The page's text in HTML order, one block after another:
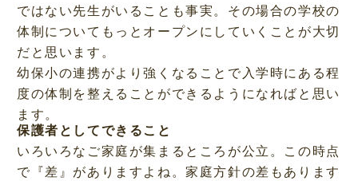
ではない先生がいることも事実。その場合の学校の
体制についてもっとオープンにしていくことが大切
だと思います。
幼保小の連携がより強くなることで入学時にある程
度の体制を整えることができるようになればと思い
ます。
保護者としてできること
いろいろなご家庭が集まるところが公立。この時点
で『差』がありますよね。家庭方針の差もあります